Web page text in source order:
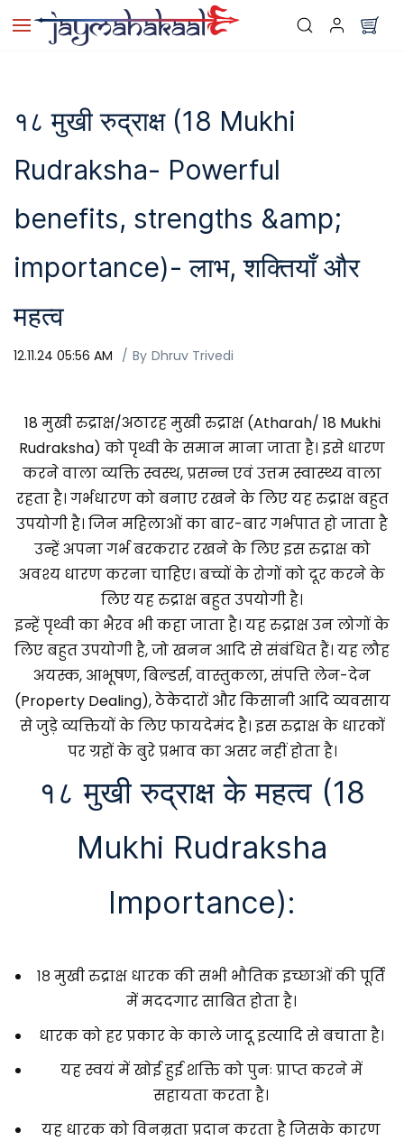
Skip to
main
content
१८ मुखी रुद्राक्ष (18 Mukhi
Rudraksha- Powerful
benefits, strengths &amp;
importance)- लाभ, शक्तियाँ और
महत्व
12.11.24 05:56 AM By Dhruv Trivedi
18 मुखी रुद्राक्ष/अठारह मुखी रुद्राक्ष (Atharah/ 18 Mukhi
Rudraksha) को पृथ्वी के समान माना जाता है। इसे धारण
करने वाला व्यक्ति स्वस्थ, प्रसन्न एवं उत्तम स्वास्थ्य वाला
रहता है। गर्भधारण को बनाए रखने के लिए यह रुद्राक्ष बहुत
उपयोगी है। जिन महिलाओं का बार-बार गर्भपात हो जाता है
उन्हें अपना गर्भ बरकरार रखने के लिए इस रुद्राक्ष को
अवश्य धारण करना चाहिए। बच्चों के रोगों को दूर करने के
लिए यह रुद्राक्ष बहुत उपयोगी है।
इन्हें पृथ्वी का भैरव भी कहा जाता है। यह रुद्राक्ष उन लोगों के
लिए बहुत उपयोगी है, जो खनन आदि से संबंधित हैं। यह लौह
अयस्क, आभूषण, बिल्डर्स, वास्तुकला, संपत्ति लेन-देन
(Property Dealing), ठेकेदारों और किसानी आदि व्यवसाय
से जुड़े व्यक्तियों के लिए फायदेमंद है। इस रुद्राक्ष के धारकों
पर ग्रहों के बुरे प्रभाव का असर नहीं होता है।
१८ मुखी रुद्राक्ष के महत्व (18
Mukhi Rudraksha
Importance):
१८ मुखी रुद्राक्ष धारक की सभी भौतिक इच्छाओं की पूर्ति
में मददगार साबित होता है।
धारक को हर प्रकार के काले जादू इत्यादि से बचाता है।
यह स्वयं में खोई हुई शक्ति को पुनः प्राप्त करने में
सहायता करता है।
यह धारक को विनम्रता प्रदान करता है जिसके कारण